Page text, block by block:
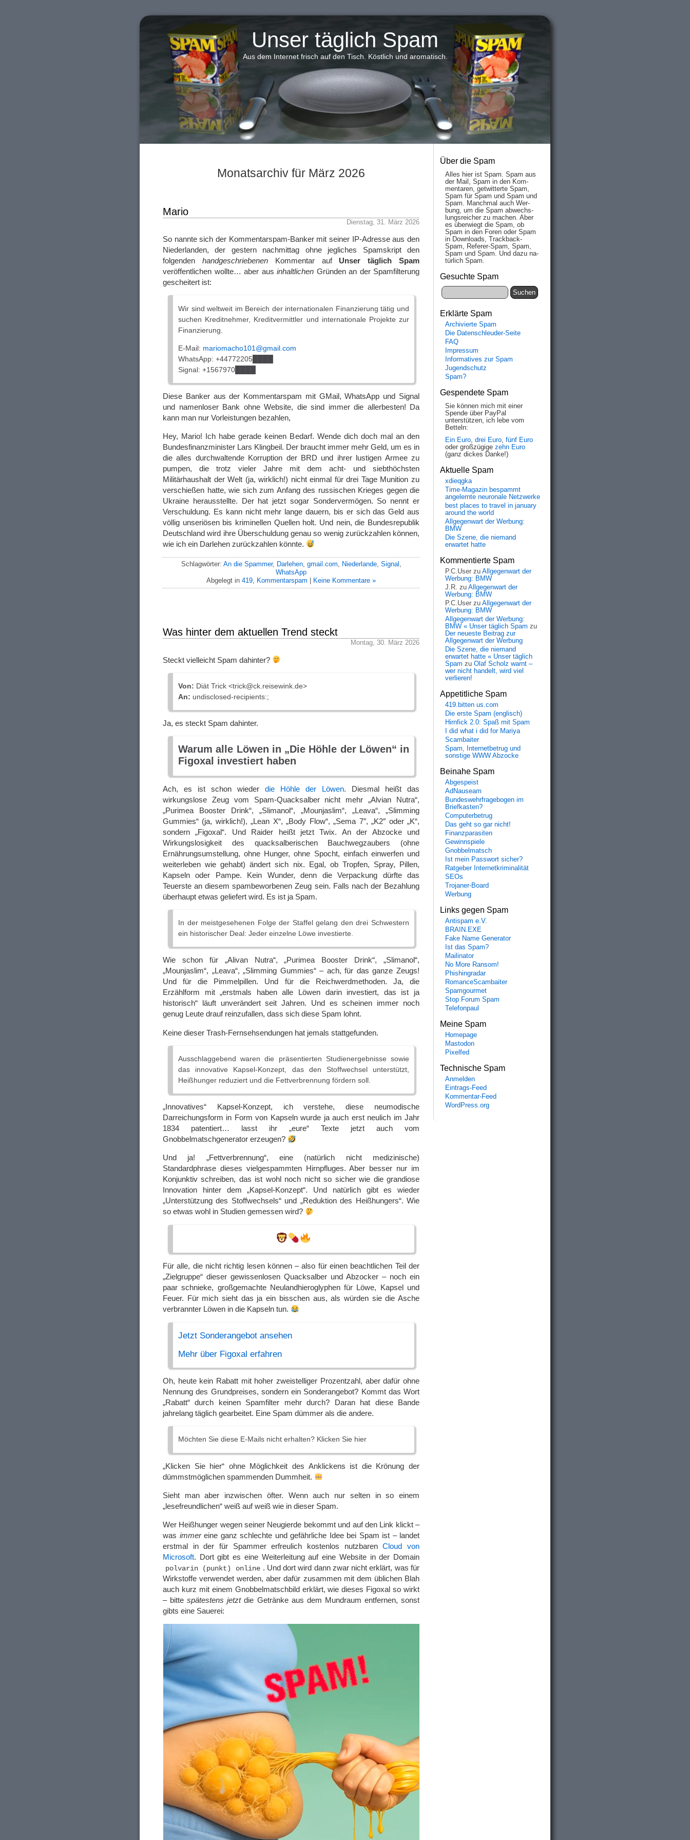
Unser täglich Spam
Aus dem Internet frisch auf den Tisch. Köstlich und aromatisch.
Monatsarchiv für März 2026
Mario
Dienstag, 31. März 2026
So nannte sich der Kommentarspam-Banker mit seiner IP-Adresse aus den
Niederlanden, der gestern nachmittag ohne jegliches Spamskript den
folgenden handgeschriebenenKommentar auf Unser täglich Spam
veröffentlichen wollte… aber aus inhaltlichen Gründen an der Spamfilterung
gescheitert ist:
Wir sind weltweit im Bereich der internationalen Finanzierung tätig und
suchen Kreditnehmer, Kreditvermittler und internationale Projekte zur
Finanzierung.
E-Mail: mariomacho101@gmail.com
WhatsApp: +44772205████
Signal: +1567970████
Diese Banker aus der Kommentarspam mit GMail, WhatsApp und Signal
und namenloser Bank ohne Website, die sind immer die allerbesten! Da
kann man nur Vorleistungen bezahlen,
Hey, Mario! Ich habe gerade keinen Bedarf. Wende dich doch mal an den
Bundesfinanzminister Lars Klingbeil. Der braucht immer mehr Geld, um es in
die alles durchwaltende Korruption der BRD und ihrer lustigen Armee zu
pumpen, die trotz vieler Jahre mit dem acht- und siebthöchsten
Militärhaushalt der Welt (ja, wirklich!) nicht einmal für drei Tage Munition zu
verschießen hatte, wie sich zum Anfang des russischen Krieges gegen die
Ukraine herausstellte. Der hat jetzt sogar Sondervermögen. So nennt er
Verschuldung. Es kann nicht mehr lange dauern, bis er sich das Geld aus
völlig unseriösen bis kriminellen Quellen holt. Und nein, die Bundesrepublik
Deutschland wird ihre Überschuldung genau so wenig zurückzahlen können,
wie ich ein Darlehen zurückzahlen könnte.
Schlagwörter: An die Spammer, Darlehen, gmail.com, Niederlande, Signal ,
WhatsApp
Abgelegt in 419, Kommentarspam Keine Kommentare »
Was hinter dem aktuellen Trend steckt
Montag, 30. März 2026
Steckt vielleicht Spam dahinter?
Von: Diät Trick <trick@ck.reisewink.de>
An: undisclosed-recipients:;
Ja, es steckt Spam dahinter.
Warum alle Löwen in „Die Höhle der Löwen“ in
Figoxal investiert haben
Ach, es ist schon wieder die Höhle der Löwen. Diesmal heißt das
wirkungslose Zeug vom Spam-Quacksalber nicht mehr „Alvian Nutra“,
„Purimea Booster Drink“, „Slimanol“, „Mounjaslim“, „Leava“, „Slimming
Gummies“ (ja, wirklich!), „Lean X“, „Body Flow“, „Sema 7″, „K2″ oder „K“,
sondern „Figoxal“. Und Raider heißt jetzt Twix. An der Abzocke und
Wirkungslosigkeit des quacksalberischen Bauchwegzaubers (ohne
Ernährungsumstellung, ohne Hunger, ohne Spocht, einfach einwerfen und
weiterleben wie gehabt) ändert sich nix. Egal, ob Tropfen, Spray, Pillen,
Kapseln oder Pampe. Kein Wunder, denn die Verpackung dürfte das
Teuerste an diesem spambeworbenen Zeug sein. Falls nach der Bezahlung
überhaupt etwas geliefert wird. Es ist ja Spam.
In der meistgesehenen Folge der Staffel gelang den drei Schwestern
ein historischer Deal: Jeder einzelne Löwe investierte.
Wie schon für „Alivan Nutra“, „Purimea Booster Drink“, „Slimanol“,
„Mounjaslim“, „Leava“, „Slimming Gummies“ – ach, für das ganze Zeugs!
Und für die Pimmelpillen. Und für die Reichwerdmethoden. Ja, die
Erzählform mit „erstmals haben alle Löwen darin investiert, das ist ja
historisch“ läuft unverändert seit Jahren. Und es scheinen immer noch
genug Leute drauf reinzufallen, dass sich diese Spam lohnt.
Keine dieser Trash-Fernsehsendungen hat jemals stattgefunden.
Ausschlaggebend waren die präsentierten Studienergebnisse sowie
das innovative Kapsel-Konzept, das den Stoffwechsel unterstützt,
Heißhunger reduziert und die Fettverbrennung fördern soll.
„Innovatives“ Kapsel-Konzept, ich verstehe, diese neumodische
Darreichungsform in Form von Kapseln wurde ja auch erst neulich im Jahr
1834 patentiert… lasst ihr „eure“ Texte jetzt auch vom
Gnobbelmatschgenerator erzeugen?
Und ja! „Fettverbrennung“, eine (natürlich nicht medizinische)
Standardphrase dieses vielgespammten Hirnpfluges. Aber besser nur im
Konjunktiv schreiben, das ist wohl noch nicht so sicher wie die grandiose
Innovation hinter dem „Kapsel-Konzept“. Und natürlich gibt es wieder
„Unterstützung des Stoffwechsels“ und „Reduktion des Heißhungers“. Wie
so etwas wohl in Studien gemessen wird?
Für alle, die nicht richtig lesen können – also für einen beachtlichen Teil der
„Zielgruppe“ dieser gewissenlosen Quacksalber und Abzocker – noch ein
paar schnieke, großgemachte Neulandhieroglyphen für Löwe, Kapsel und
Feuer. Für mich sieht das ja ein bisschen aus, als würden sie die Asche
verbrannter Löwen in die Kapseln tun.
Jetzt Sonderangebot ansehen
Mehr über Figoxal erfahren
Oh, heute kein Rabatt mit hoher zweistelliger Prozentzahl, aber dafür ohne
Nennung des Grundpreises, sondern ein Sonderangebot? Kommt das Wort
„Rabatt“ durch keinen Spamfilter mehr durch? Daran hat diese Bande
jahrelang täglich gearbeitet. Eine Spam dümmer als die andere.
Möchten Sie diese E-Mails nicht erhalten? Klicken Sie hier
„Klicken Sie hier“ ohne Möglichkeit des Anklickens ist die Krönung der
dümmstmöglichen spammenden Dummheit.
Sieht man aber inzwischen öfter. Wenn auch nur selten in so einem
„lesefreundlichen“ weiß auf weiß wie in dieser Spam.
Wer Heißhunger wegen seiner Neugierde bekommt und auf den Link klickt –
was immereine ganz schlechte und gefährliche Idee bei Spam ist – landet
erstmal in der für Spammer erfreulich kostenlos nutzbarenCloud von
Microsoft. Dort gibt es eine Weiterleitung auf eine Website in der Domain
polvarin (punkt) online . Und dort wird dann zwar nicht erklärt, was für
Wirkstoffe verwendet werden, aber dafür zusammen mit dem üblichen Blah
auch kurz mit einem Gnobbelmatschbild erklärt, wie dieses Figoxal so wirkt
– bittespätestens jetztdie Getränke aus dem Mundraum entfernen, sonst
gibts eine Sauerei:
Über die Spam
Alles hier ist Spam. Spam aus
der Mail, Spam in den Kom­
men­taren, ge­twit­ter­te Spam,
Spam für Spam und Spam und
Spam. Manch­mal auch Wer­
bung, um die Spam ab­wechs­
lungs­reich­er zu mach­en. Aber
es über­wiegt die Spam, ob
Spam in den Fo­ren oder Spam
in Down­loads, Track­back-
Spam, Re­fe­rer-Spam, Spam,
Spam und Spam. Und da­zu na­
tür­lich Spam.
Gesuchte Spam
Erklärte Spam
Archivierte Spam
Die Datenschleuder-Seite
FAQ
Impressum
Informatives zur Spam
Jugendschutz
Spam?
Gespendete Spam
Sie können mich mit einer
Spende über PayPal
unterstützen, ich lebe vom
Betteln:
Ein Euro, drei Euro, fünf Euro
oder großzügige zehn Euro
(ganz dickes Danke!)
Aktuelle Spam
xdieqgka
Time-Magazin bespammt
angelernte neuronale Netzwerke
best places to travel in january
around the world
Allgegenwart der Werbung:
BMW
Die Szene, die niemand
erwartet hatte
Kommentierte Spam
P.C.User zu Allgegenwart der
Werbung: BMW
J.R. zu Allgegenwart der
Werbung: BMW
P.C.User zu Allgegenwart der
Werbung: BMW
Allgegenwart der Werbung:
BMW « Unser täglich Spam zu
Der neueste Beitrag zur
Allgegenwart der Werbung
Die Szene, die niemand
erwartet hatte « Unser täglich
Spam zu Olaf Scholz warnt –
wer nicht handelt, wird viel
verlieren!
Appetitliche Spam
419.bitten us.com
Die erste Spam (englisch)
Hirnfick 2.0: Spaß mit Spam
I did what i did for Mariya
Scambaiter
Spam, Internetbetrug und
sonstige WWW Abzocke
Beinahe Spam
Abgespeist
AdNauseam
Bundeswehrfragebogen im
Briefkasten?
Computerbetrug
Das geht so gar nicht!
Finanzparasiten
Gewinnspiele
Gnobbelmatsch
Ist mein Passwort sicher?
Ratgeber Internetkriminalität
SEOs
Trojaner-Board
Werbung
Links gegen Spam
Antispam e.V.
BRAIN.EXE
Fake Name Generator
Ist das Spam?
Mailinator
No More Ransom!
Phishingradar
RomanceScambaiter
Spamgourmet
Stop Forum Spam
Telefonpaul
Meine Spam
Homepage
Mastodon
Pixelfed
Technische Spam
Anmelden
Eintrags-Feed
Kommentar-Feed
WordPress.org